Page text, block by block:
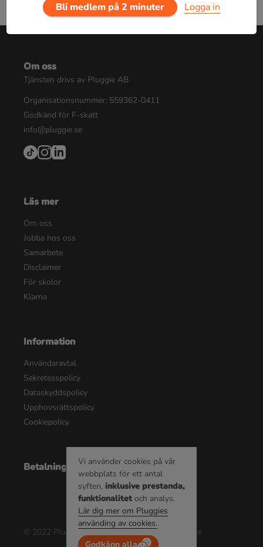
Bli medlem på 2 minuter Logga in
Om oss
Tjänsten drivs av Pluggie AB
Organisationsnummer: 559362-0411
Godkänd för F-skatt
info@pluggie.se
Läs mer
Om oss
Jobba hos oss
Samarbete
Disclaimer
För skolor
Klarna
Information
Användaravtal
Sekretesspolicy
Dataskyddspolicy
Upphovsrättspolicy
Cookiepolicy
Betalningsalternativ
© 2022 Pluggie AB | Alla rättigheter reserverade
Vi använder cookies på vår
webbplats för ett antal
syften, inklusive prestanda,
funktionalitet och analys.
Lär dig mer om Pluggies
använding av cookies.
Godkänn alla